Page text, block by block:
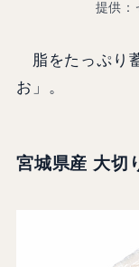
提供：
脂をたっぷり
お」。
宮城県産 大切